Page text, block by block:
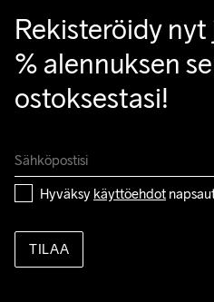
Rekisteröidy nyt
% alennuksen
ostoksestasi!
Hyväksy käyttöehdot
TILAA